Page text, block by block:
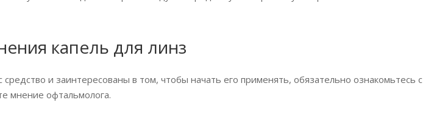
капель для линз
и заинтересованы в том, чтобы начать его применять, обязательно ознакомьтесь с
мнение офтальмолога.